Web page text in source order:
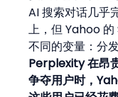
AI 搜索对话几乎
上，但 Yahoo
不同的变量：分
Perplexity 在昂
争夺用户时，